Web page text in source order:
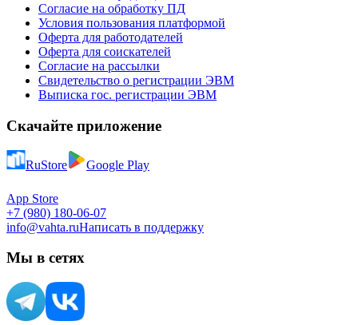
Согласие на обработку ПД
Условия пользования платформой
Оферта для работодателей
Оферта для соискателей
Согласие на рассылки
Свидетельство о регистрации ЭВМ
Выписка гос. регистрации ЭВМ
Скачайте приложение
RuStore Google Play
App Store
+7 (980) 180-06-07
info@vahta.ruНаписать в поддержку
Мы в сетях